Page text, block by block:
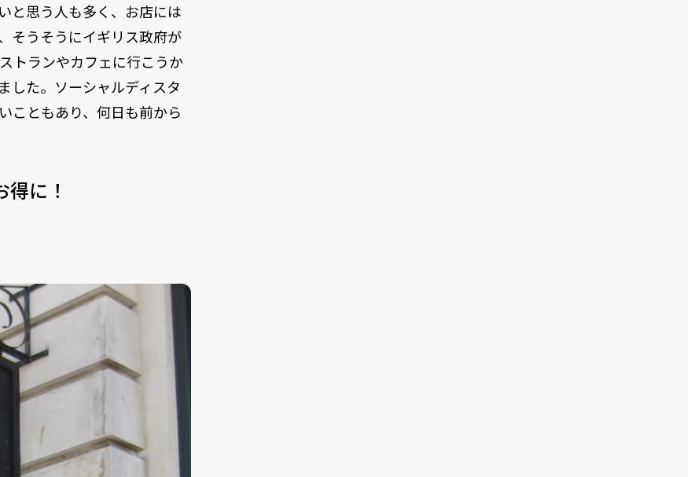
と思う人も多く、お店には
そうそうにイギリス政府が
トランやカフェに行こうか
した。ソーシャルディスタ
こともあり、何日も前から
に！